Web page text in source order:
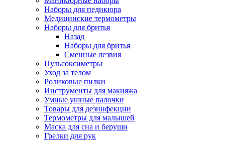
Наборы для педикюра
Медицинские термометры
Наборы для бритья
Назад
Наборы для бритья
Сменные лезвия
Пульсоксиметры
Уход за телом
Роликовые пилки
Инструменты для макияжа
Умные ушные палочки
Товары для дезинфекции
Термометры для малышей
Маска для сна и беруши
Грелки для рук